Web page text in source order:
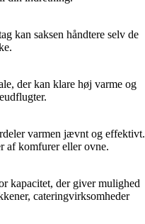
kan saksen håndtere selv de
der kan klare høj varme og
varmen jævnt og effektivt.
af komfurer eller ovne.
kapacitet, der giver mulighed
cateringvirksomheder